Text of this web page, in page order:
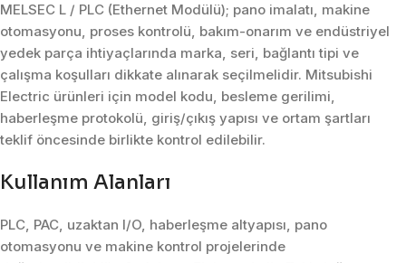
MELSEC L / PLC (Ethernet Modülü); pano imalatı, makine
otomasyonu, proses kontrolü, bakım-onarım ve endüstriyel
yedek parça ihtiyaçlarında marka, seri, bağlantı tipi ve
çalışma koşulları dikkate alınarak seçilmelidir. Mitsubishi
Electric ürünleri için model kodu, besleme gerilimi,
haberleşme protokolü, giriş/çıkış yapısı ve ortam şartları
teklif öncesinde birlikte kontrol edilebilir.
Kullanım Alanları
PLC, PAC, uzaktan I/O, haberleşme altyapısı, pano
otomasyonu ve makine kontrol projelerinde